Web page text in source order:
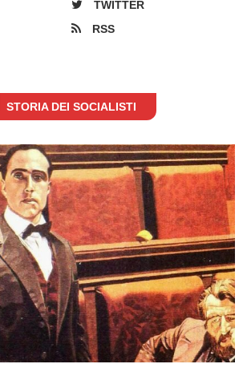
TWITTER
RSS
STORIA DEI SOCIALISTI